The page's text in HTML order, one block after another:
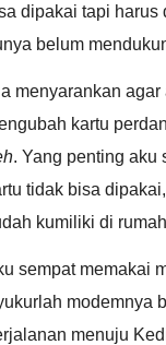
dipakai tapi harus
belum
menyarankan
kartu
. Yang penting aku
tidak bisa
kumiliki di
sempat memakai
modemnya
menuju